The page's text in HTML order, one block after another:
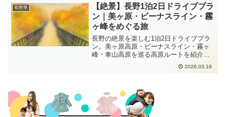
長野県
【絶景】長野1泊2日ドライブプラ
ン｜美ヶ原・ビーナスライン・霧
ヶ峰をめぐる旅
長野の絶景を楽しむ1泊2日ドライブプラ
ン。美ヶ原高原・ビーナスライン・霧ヶ
峰・車山高原を巡る高原ルートを紹介。
自然を満喫できる長野旅行のモデルコー
2026.03.19